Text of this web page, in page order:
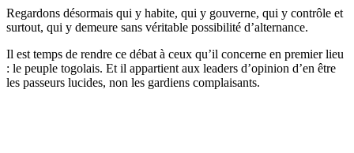
Regardons désormais qui y habite, qui y gouverne, qui y contrôle et
surtout, qui y demeure sans véritable possibilité d’alternance.
Il est temps de rendre ce débat à ceux qu’il concerne en premier lieu
: le peuple togolais. Et il appartient aux leaders d’opinion d’en être
les passeurs lucides, non les gardiens complaisants.